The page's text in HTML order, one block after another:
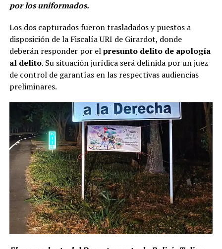
por los uniformados.
Los dos capturados fueron trasladados y puestos a
disposición de la Fiscalía URI de Girardot, donde
deberán responder por elpresunto delito de apología
al delito. Su situación jurídica será definida por un juez
de control de garantías en las respectivas audiencias
preliminares.